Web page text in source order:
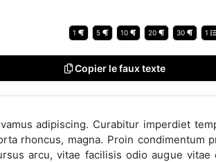
1 5 10 20 30 1
Copier le faux texte
adipiscing. Curabitur imperdiet
rhoncus, magna. Proin condimentum
arcu, vitae facilisis odio augue